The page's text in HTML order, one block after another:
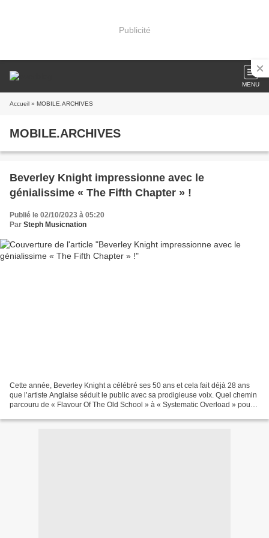
Publicité
MENU
Accueil » MOBILE.ARCHIVES
MOBILE.ARCHIVES
Beverley Knight impressionne avec le
génialissime « The Fifth Chapter » !
Publié le 02/10/2023 à 05:20
Par Steph Musicnation
Cette année, Beverley Knight a célébré ses 50 ans et cela fait déjà 28 ans
que l’artiste Anglaise séduit le public avec sa prodigieuse voix. Quel chemin
parcouru de « Flavour Of The Old School » à « Systematic Overload » pour